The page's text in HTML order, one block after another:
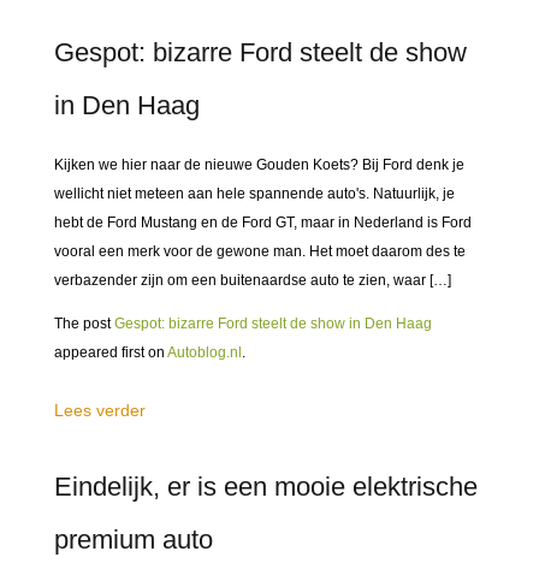
Gespot: bizarre Ford steelt de show
in Den Haag
Kijken we hier naar de nieuwe Gouden Koets? Bij Ford denk je
wellicht niet meteen aan hele spannende auto's. Natuurlijk, je
hebt de Ford Mustang en de Ford GT, maar in Nederland is Ford
vooral een merk voor de gewone man. Het moet daarom des te
verbazender zijn om een buitenaardse auto te zien, waar […]
The postGespot: bizarre Ford steelt de show in Den Haag
appeared first on Autoblog.nl .
Lees verder
Eindelijk, er is een mooie elektrische
premium auto